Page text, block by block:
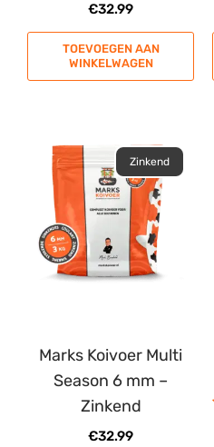
€32.99
TOEVOEGEN AAN
WINKELWAGEN
Zinkend
Marks Koivoer Multi
Season 6 mm –
Zinkend
€32.99